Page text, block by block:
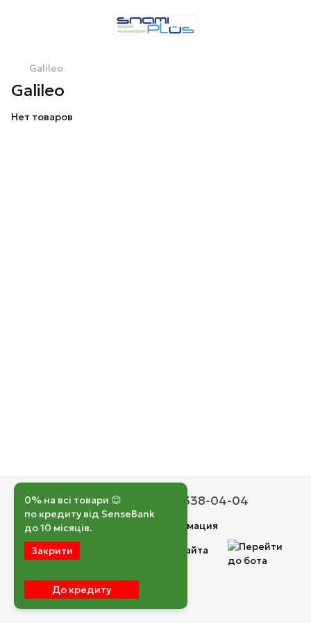
Galileo
Galileo
Нет товаров
050 193-42-43 067 338-04-04
Контактная информация
Полная версия сайта
Укр
0% на всі товари 😊
по кредиту від SenseBank
до 10 місяців.
Закрити
До кредиту